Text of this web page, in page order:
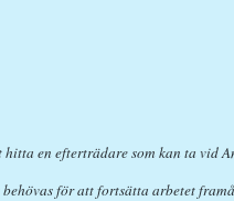
en efterträdare som kan ta vid
för att fortsätta arbetet